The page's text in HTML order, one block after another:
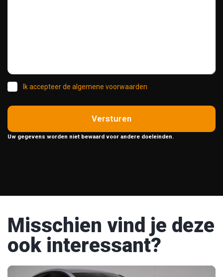
Ik accepteer de algemene voorwaarden
Versturen
Uw gegevens worden niet bewaard voor andere doeleinden.
Misschien vind je deze
ook interessant?